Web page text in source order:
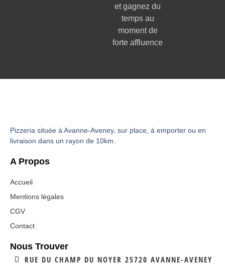
et gagnez du
temps au
moment de
forte affluence
Pizzeria située à Avanne-Aveney, sur place, à emporter ou en
livraison dans un rayon de 10km.
A Propos
Accueil
Mentions légales
CGV
Contact
Nous Trouver
RUE DU CHAMP DU NOYER 25720 AVANNE-AVENEY